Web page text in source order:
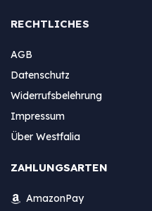
RECHTLICHES
AGB
Datenschutz
Widerrufsbelehrung
Impressum
Über Westfalia
ZAHLUNGSARTEN
AmazonPay